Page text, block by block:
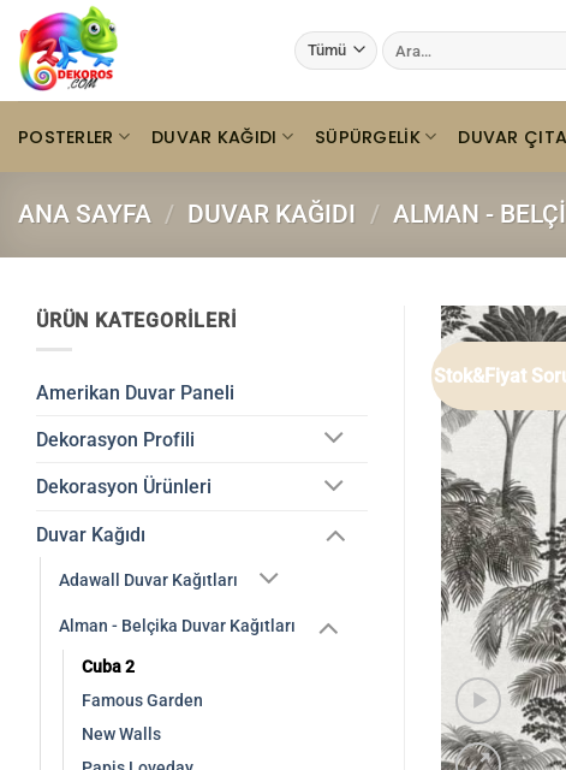
İçeriğe
atla
Ara:
POSTERLER DUVAR KAĞIDI SÜPÜRGELIK DUVAR
ANA SAYFA / DUVAR KAĞIDI / ALMAN -
ÜRÜN KATEGORILERI
Amerikan Duvar Paneli
Dekorasyon Profili
Dekorasyon Ürünleri
Duvar Kağıdı
Adawall Duvar Kağıtları
Alman - Belçika Duvar Kağıtları
Cuba 2
Famous Garden
New Walls
Stok&Fiyat